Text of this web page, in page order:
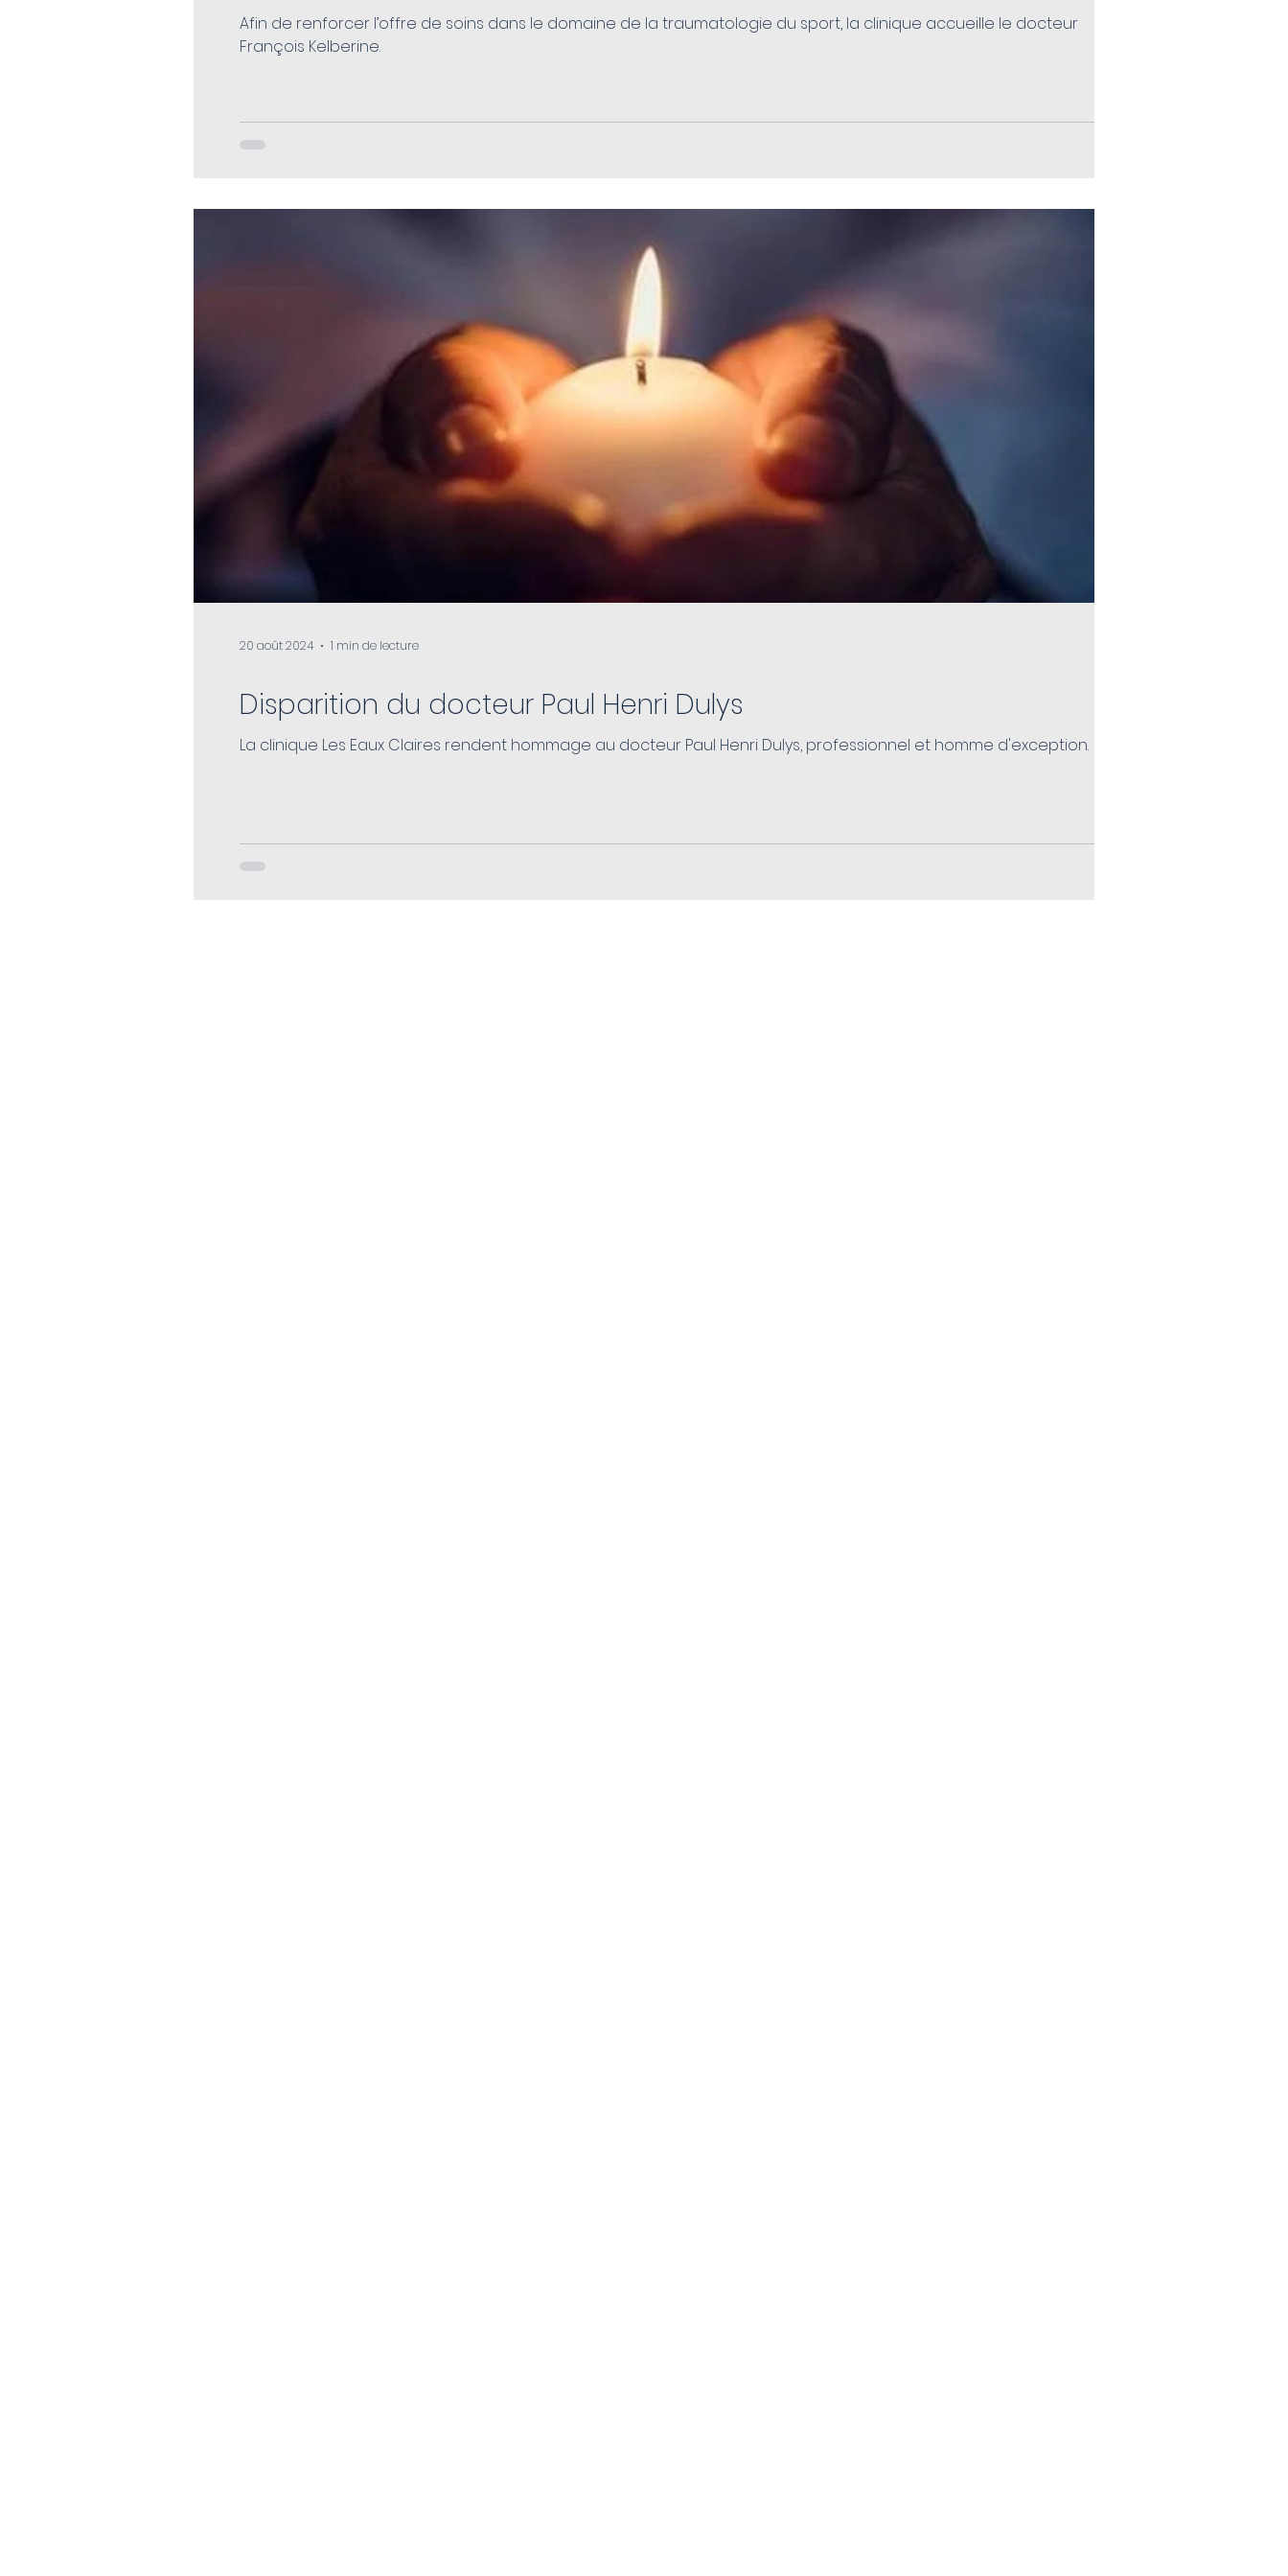
Afin de renforcer l’offre de soins dans le domaine de la traumatologie du sport, la clinique accueille le docteur
François Kelberine.
Disparition du docteur Paul Henri Dulys
La clinique Les Eaux Claires rendent hommage au docteur Paul Henri Dulys, professionnel et homme d'exception.
20 août 2024 1 min de lecture